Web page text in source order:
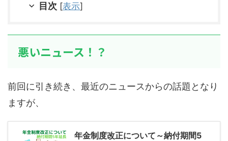
目次 [表示]
悪いニュース！？
前回に引き続き、最近のニュースからの話題となり
ますが、
年金制度改正について～納付期間5